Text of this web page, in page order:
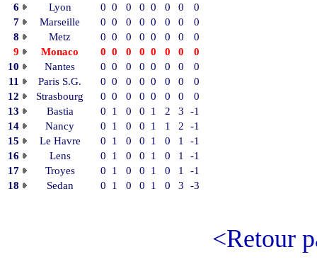
6
Lyon 0 0 0 0 0 0 0
0
7
Marseille 0 0 0 0 0 0 0
0
8
Metz 0 0 0 0 0 0 0
0
9
Monaco 0 0 0 0 0 0 0
0
10
Nantes 0 0 0 0 0 0 0
0
11
Paris S.G. 0 0 0 0 0 0 0
0
12
Strasbourg 0 0 0 0 0 0 0
0
13
Bastia 0 1 0 0 1 2 3
-1
14
Nancy 0 1 0 0 1 1 2
-1
15
Le Havre 0 1 0 0 1 0 1
-1
16
Lens 0 1 0 0 1 0 1
-1
17
Troyes 0 1 0 0 1 0 1
-1
18
Sedan 0 1 0 0 1 0 3 -3
<Retour